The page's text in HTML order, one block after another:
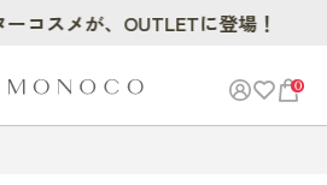
0
スメが、OUTLETに登場！